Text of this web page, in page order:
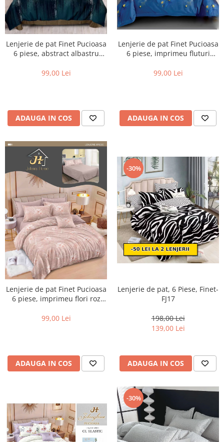
Lenjerie de pat Finet Pucioasa
6 piese, abstract albastru
99,00 Lei
ADAUGA IN COS
Lenjerie de pat Finet Pucioasa
6 piese, imprimeu fluturi
fundal albastru-R614
99,00 Lei
ADAUGA IN COS
Lenjerie de pat Finet Pucioasa
6 piese, imprimeu flori roz
99,00 Lei
ADAUGA IN COS
-30%
Lenjerie de pat, 6 Piese, Finet-
FJ17
198,00 Lei
139,00 Lei
ADAUGA IN COS
-30%